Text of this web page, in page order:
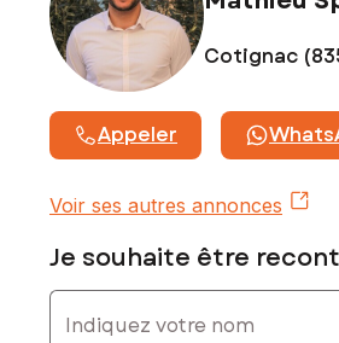
exposé sont disponibles sur le site
www.georisques.gouv.fr
Prix de vente : 69 000 €
Honoraires charge vendeur
: 0648722948, E-mail :
Agent commercial immatriculé au
Cotignac
Appeler
Voir ses autres annonces
Je souhaite être
Indiquez votre nom